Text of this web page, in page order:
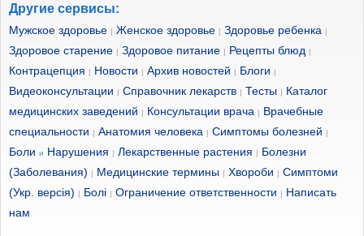
Другие сервисы:
Мужское здоровье Женское здоровье Здоровье ребенка
Здоровое старение Здоровое питание Рецепты блюд
Контрацепция Новости Архив новостей Блоги
Видеоконсультации Справочник лекарств Тесты
Каталог
медицинских заведений
Консультации врача
Врачебные
специальности
Анатомия человека Симптомы болезней
Боли и Нарушения Лекарственные растения
Болезни
(Заболевания)
Медицинские термины Хвороби
Симптоми
(Укр. версія)
Болі Ограничение ответственности
Написать
нам